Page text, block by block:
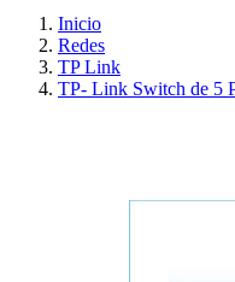
Inicio
Redes
TP Link
TP- Link Switch de 5